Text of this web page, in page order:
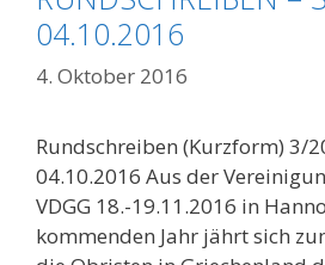
04.10.2016
4. Oktober 2016
Rundschreiben (Kurzform) 3/
04.10.2016 Aus der
VDGG 18.-19.11.2016 in
kommenden Jahr jährt sich